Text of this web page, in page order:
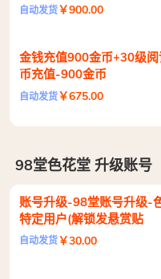
自动发货￥900.00
金钱充值900金币+30级
币充值-900金币
自动发货￥675.00
98堂色花堂 升级账号
账号升级-98堂账号升级-
特定用户(解锁发悬赏贴
自动发货￥30.00